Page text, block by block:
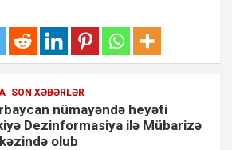
SON XƏBƏRLƏR
nümayəndə heyəti
Dezinformasiya ilə Mübarizə
olub